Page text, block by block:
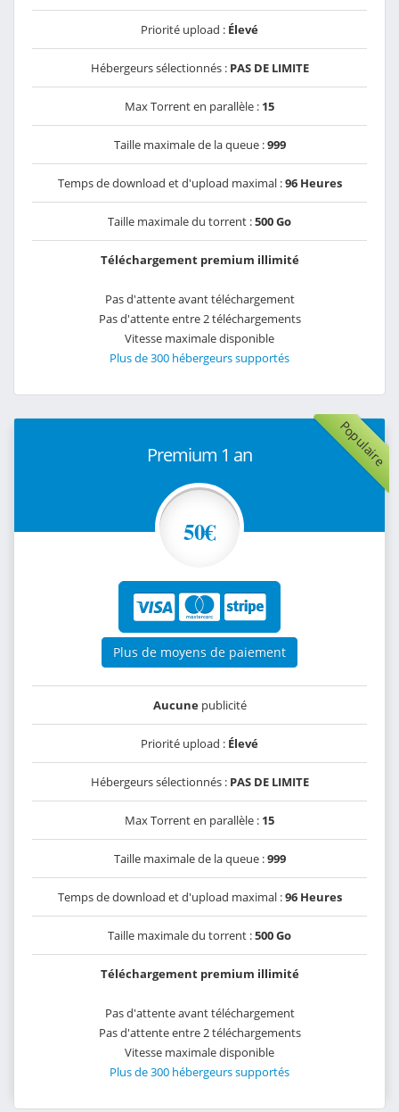
Priorité upload : Élevé
Hébergeurs sélectionnés : PAS DE LIMITE
Max Torrent en parallèle : 15
Taille maximale de la queue :999
Temps de download et d'upload maximal :96 Heures
Taille maximale du torrent :500 Go
Téléchargement premium illimité
Pas d'attente avant téléchargement
Pas d'attente entre 2 téléchargements
Vitesse maximale disponible
Plus de 300 hébergeurs supportés
Populaire
Premium 1 an
50€
Plus de moyens de paiement
Aucunepublicité
Priorité upload : Élevé
Hébergeurs sélectionnés : PAS DE LIMITE
Max Torrent en parallèle : 15
Taille maximale de la queue :999
Temps de download et d'upload maximal :96 Heures
Taille maximale du torrent :500 Go
Téléchargement premium illimité
Pas d'attente avant téléchargement
Pas d'attente entre 2 téléchargements
Vitesse maximale disponible
Plus de 300 hébergeurs supportés